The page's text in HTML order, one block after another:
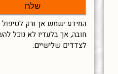
שלח
המידע ישמש אך ורק לטיפול
חובה, אך בלעדיו לא נוכל
לצדדים שלישיים.